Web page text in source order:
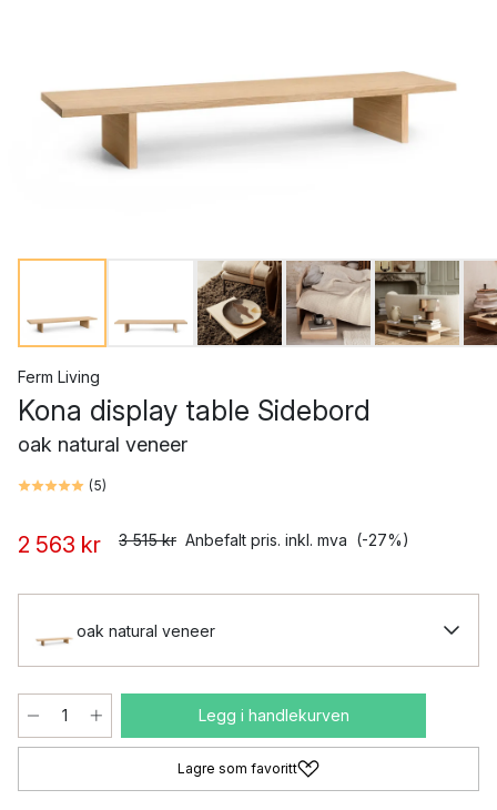
Ferm Living
Kona display table Sidebord
oak natural veneer
(5)
2 563 kr 3 515 kr Anbefalt pris. inkl. mva (-27%)
oak natural veneer
Legg i handlekurven
Lagre som favoritt